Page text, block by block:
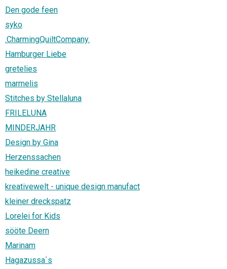
Den gode feen
syko
.CharmingQuiltCompany.
Hamburger Liebe
gretelies
marmelis
Stitches by Stellaluna
FRILELUNA
MINDERJAHR
Design by Gina
Herzenssachen
heikedine creative
kreativewelt - unique design manufact
kleiner dreckspatz
Lorelei for Kids
sööte Deern
Marinam
Hagazussa`s